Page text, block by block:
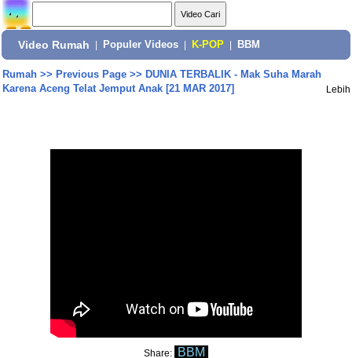
Video Rumah Populer Videos K-POP BBM
Rumah>> Previous Page>> DUNIA TERBALIK - Mak Suha Marah
Karena Aceng Telat Jemput Anak [21 MAR 2017]
Lebih
Share: BBM